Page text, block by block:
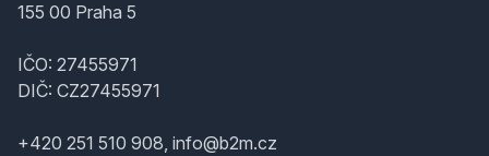
155 00 Praha 5
IČO: 27455971
DIČ: CZ27455971
+420 251 510 908, info@b2m.cz